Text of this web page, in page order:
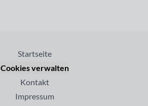
Startseite
Cookies verwalten
Kontakt
Impressum